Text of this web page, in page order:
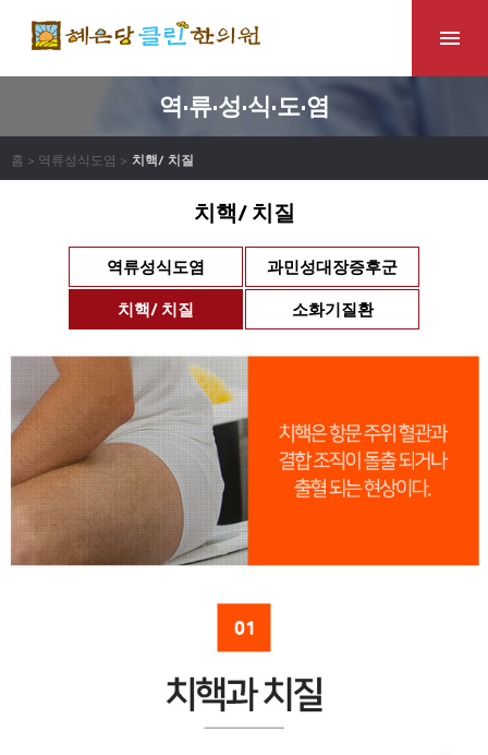
역·류·성·식·도·염
홈 > 역류성식도염 > 치핵/ 치질
치핵/ 치질
역류성식도염
과민성대장증후군
치핵/ 치질
소화기질환